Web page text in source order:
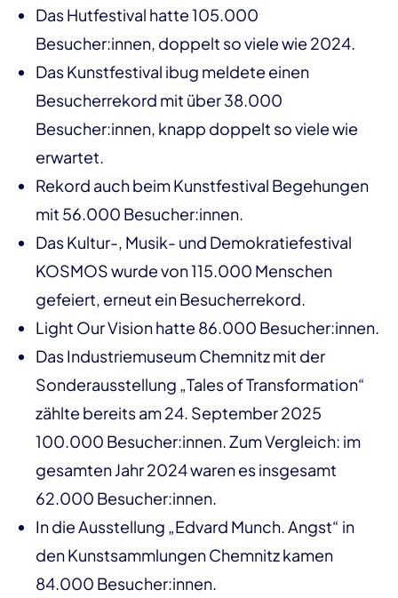
Das Hutfestival hatte 105.000
Besucher:innen, doppelt so viele wie 2024.
Das Kunstfestival ibug meldete einen
Besucherrekord mit über 38.000
Besucher:innen, knapp doppelt so viele wie
erwartet.
Rekord auch beim Kunstfestival Begehungen
mit 56.000 Besucher:innen.
Das Kultur-, Musik- und Demokratiefestival
KOSMOS wurde von 115.000 Menschen
gefeiert, erneut ein Besucherrekord.
Light Our Vision hatte 86.000 Besucher:innen.
Das Industriemuseum Chemnitz mit der
Sonderausstellung „Tales of Transformation“
zählte bereits am 24. September 2025
100.000 Besucher:innen. Zum Vergleich: im
gesamten Jahr 2024 waren es insgesamt
62.000 Besucher:innen.
In die Ausstellung „Edvard Munch. Angst“ in
den Kunstsammlungen Chemnitz kamen
84.000 Besucher:innen.